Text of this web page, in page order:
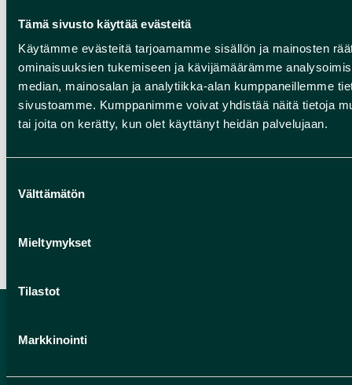
Tämä sivusto käyttää evästeitä
Käytämme evästeitä tarjoamamme sisällön ja mainosten
ominaisuuksien tukemiseen ja kävijämäärämme
median, mainosalan ja analytiikka-alan kumppaneillemme
sivustoamme. Kumppanimme voivat yhdistää näitä tietoja
tai joita on kerätty, kun olet käyttänyt heidän palvelujaan.
valinta
Välttämätön
Mieltymykset
Tilastot
Markkinointi
Regionaal Bestuursbureau van Zuid-Finland
Eenheid Toezicht op Toegankelijkheid
www.saavutettavuusvaatimukset.fi
saavutettavuus(at)avi.fi
telefoonnummer centrale 0295 016 000